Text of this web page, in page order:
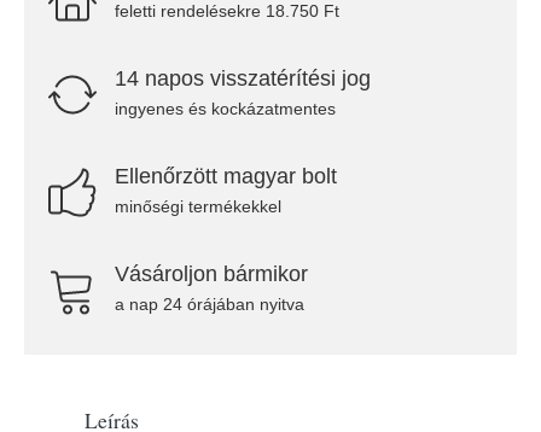
feletti rendelésekre 18.750 Ft
14 napos visszatérítési jog
ingyenes és kockázatmentes
Ellenőrzött magyar bolt
minőségi termékekkel
Vásároljon bármikor
a nap 24 órájában nyitva
Leírás